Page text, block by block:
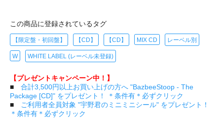
この商品に登録されているタグ
【限定盤・初回盤】 【CD】 【CD】 MIX CD レーベル別
W WHITE LABEL (レーベル未登録)
【プレゼントキャンペーン中！】
■ 合計3,500円以上お買い上げの方へ "BazbeeStoop - The
Package [CD]" をプレゼント！ ＊条件有＊必ずクリック
■
ご利用者全員対象 "宇野君のミニミニシール" をプレゼント！
＊条件有＊必ずクリック